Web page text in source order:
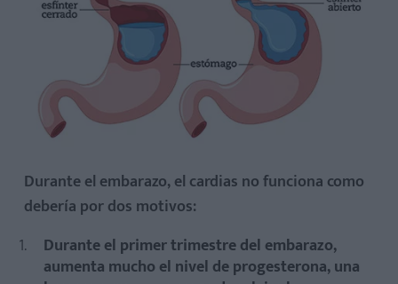
Durante el embarazo, el cardias no funciona como
debería por dos motivos:
Durante el primer trimestre del embarazo,
aumenta mucho el nivel de progesterona, una